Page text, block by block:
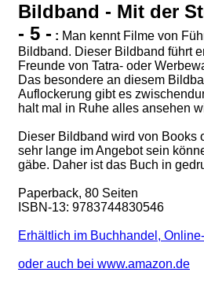
Bildband - Mit der
- 5 - : Man kennt Filme von
Bildband. Dieser Bildband führt
Freunde von Tatra- oder
Das besondere an diesem
Auflockerung gibt es
halt mal in Ruhe alles ansehen
Dieser Bildband wird von Books
sehr lange im Angebot sein
gäbe. Daher ist das Buch in
Paperback, 80 Seiten
ISBN-13: 9783744830546
Erhältlich im Buchhandel,
oder auch bei www.amazon.de